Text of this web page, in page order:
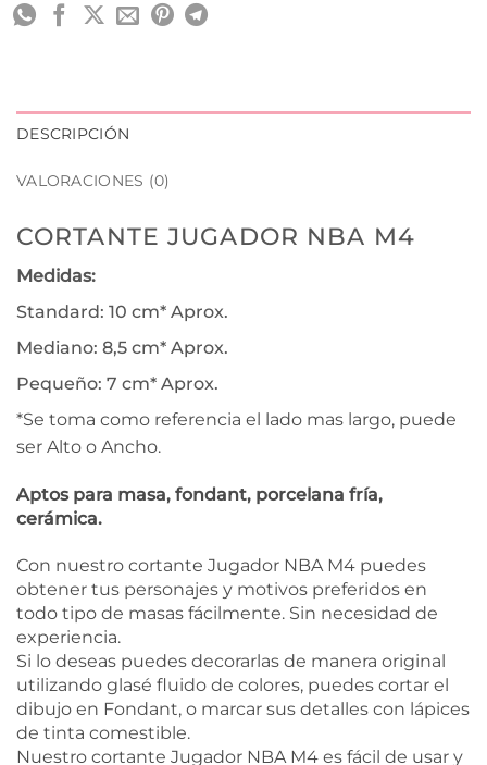
DESCRIPCIÓN
VALORACIONES (0)
CORTANTE JUGADOR NBA M4
Medidas:
Standard: 10 cm* Aprox.
Mediano: 8,5 cm* Aprox.
Pequeño: 7 cm* Aprox.
*Se toma como referencia el lado mas largo, puede
ser Alto o Ancho.
Aptos para masa, fondant, porcelana fría,
cerámica.
Con nuestro cortante Jugador NBA M4 puedes
obtener tus personajes y motivos preferidos en
todo tipo de masas fácilmente. Sin necesidad de
experiencia.
Si lo deseas puedes decorarlas de manera original
utilizando glasé fluido de colores, puedes cortar el
dibujo en Fondant, o marcar sus detalles con lápices
de tinta comestible.
Nuestro cortante Jugador NBA M4 es fácil de usar y